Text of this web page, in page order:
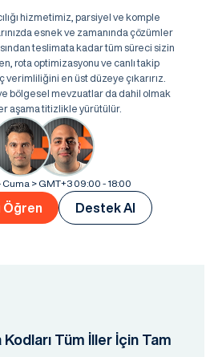
hizmetimiz, parsiyel ve komple
esnek ve zamanında çözümler
teslimata kadar tüm süreci sizin
rota optimizasyonu ve canlı takip
en üst düzeye çıkarırız.
bölgesel mevzuatlar da dahil olmak
aşama titizlikle yürütülür.
> GMT+3 09:00 - 18:00
Öğren Destek Al
Tüm İller İçin Tam